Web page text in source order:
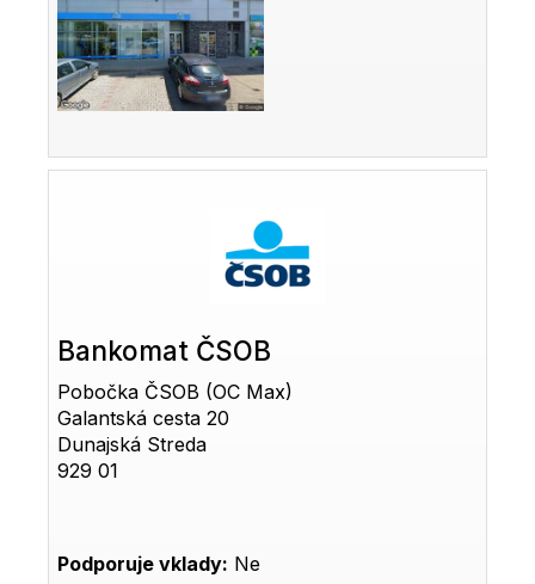
Bankomat ČSOB
Pobočka ČSOB (OC Max)
Galantská cesta 20
Dunajská Streda
929 01
Podporuje vklady: Ne